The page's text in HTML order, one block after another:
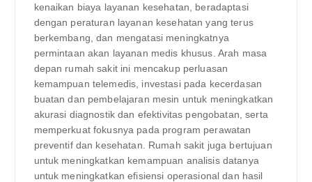
kenaikan biaya layanan kesehatan, beradaptasi
dengan peraturan layanan kesehatan yang terus
berkembang, dan mengatasi meningkatnya
permintaan akan layanan medis khusus. Arah masa
depan rumah sakit ini mencakup perluasan
kemampuan telemedis, investasi pada kecerdasan
buatan dan pembelajaran mesin untuk meningkatkan
akurasi diagnostik dan efektivitas pengobatan, serta
memperkuat fokusnya pada program perawatan
preventif dan kesehatan. Rumah sakit juga bertujuan
untuk meningkatkan kemampuan analisis datanya
untuk meningkatkan efisiensi operasional dan hasil